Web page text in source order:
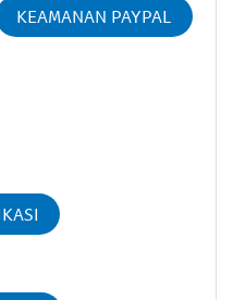
KEAMANAN PAYPAL